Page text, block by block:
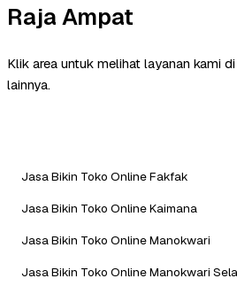
Raja Ampat
Klik area untuk melihat layanan kami
lainnya.
Jasa Bikin Toko Online Fakfak
Jasa Bikin Toko Online Kaimana
Jasa Bikin Toko Online Manokwari
Jasa Bikin Toko Online Manokwari